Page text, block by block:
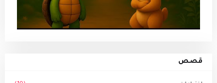
قصص